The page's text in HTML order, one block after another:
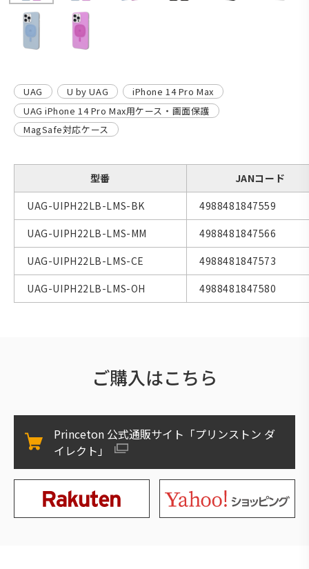
UAG U by UAG
iPhone 14 Pro Max
UAG iPhone 14 Pro Max用ケース・画面保護
MagSafe対応ケース
型番
JANコード
UAG-UIPH22LB-LMS-BK
4988481847559
UAG-UIPH22LB-LMS-MM
4988481847566
UAG-UIPH22LB-LMS-CE
4988481847573
UAG-UIPH22LB-LMS-OH
4988481847580
ご購入はこちら
Princeton 公式通販サイト「プリンストン ダ
イレクト」